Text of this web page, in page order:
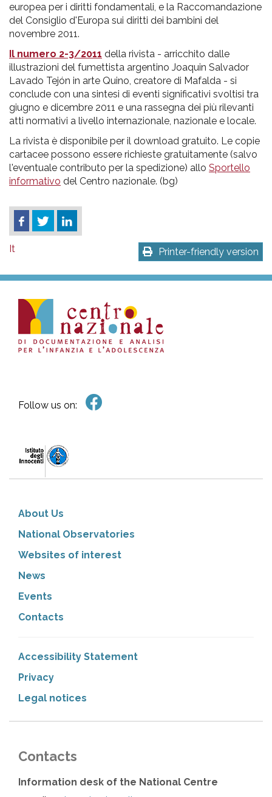
europea per i diritti fondamentali, e la Raccomandazione
del Consiglio d'Europa sui diritti dei bambini del
novembre 2011.
Il numero 2-3/2011 della rivista - arricchito dalle
illustrazioni del fumettista argentino Joaquin Salvador
Lavado Tejón in arte Quino, creatore di Mafalda - si
conclude con una sintesi di eventi significativi svoltisi tra
giugno e dicembre 2011 e una rassegna dei più rilevanti
atti normativi a livello internazionale, nazionale e locale.
La rivista è disponibile per il download gratuito. Le copie
cartacee possono essere richieste gratuitamente (salvo
l'eventuale contributo per la spedizione) allo Sportello
informativo del Centro nazionale. (bg)
Printer-friendly version
It
Follow us on:
About Us
National Observatories
Websites of interest
News
Events
Contacts
Accessibility Statement
Privacy
Legal notices
Contacts
Information desk of the National Centre